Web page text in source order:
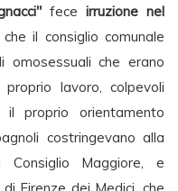
fece irruzione nel
il consiglio comunale
omosessuali che erano
lavoro, colpevoli
proprio orientamento
costringevano alla
Maggiore, e